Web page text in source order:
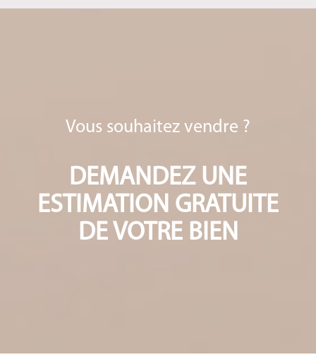
Vous souhaitez vendre ?
DEMANDEZ UNE
ESTIMATION GRATUITE
DE VOTRE BIEN